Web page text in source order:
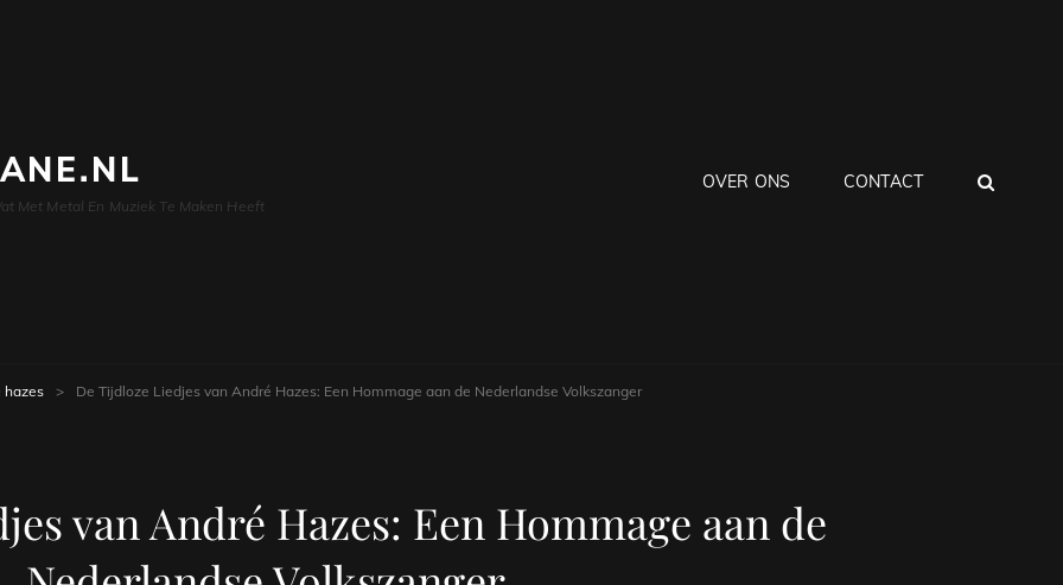
Met Metal En Muziek Te Maken Heeft
OVER ONS CONTACT
hazes > De Tijdloze Liedjes van André Hazes: Een Hommage aan de Nederlandse Volkszanger
van André Hazes: Een Hommage aan de